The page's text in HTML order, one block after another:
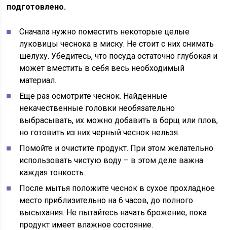
подготовлено.
Сначала нужно поместить некоторые целые
луковицы чеснока в миску. Не стоит с них снимать
шелуху. Убедитесь, что посуда остаточно глубокая и
может вместить в себя весь необходимый
материал.
Еще раз осмотрите чеснок. Найденные
некачественные головки необязательно
выбрасывать, их можно добавить в борщ или плов,
но готовить из них черный чеснок нельзя.
Помойте и очистите продукт. При этом желательно
использовать чистую воду – в этом деле важна
каждая тонкость.
После мытья положите чеснок в сухое прохладное
место приблизительно на 6 часов, до полного
высыхания. Не пытайтесь начать брожение, пока
продукт имеет влажное состояние.